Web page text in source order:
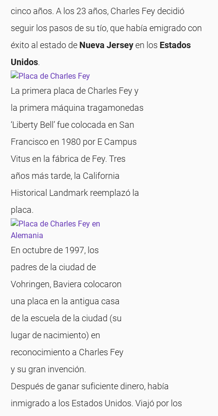
cinco años. A los 23 años, Charles Fey decidió
seguir los pasos de su tío, que había emigrado con
éxito al estado de Nueva Jerseyen los Estados
Unidos.
La primera placa de Charles Fey y
la primera máquina tragamonedas
‘Liberty Bell’ fue colocada en San
Francisco en 1980 por E Campus
Vitus en la fábrica de Fey. Tres
años más tarde, la California
Historical Landmark reemplazó la
placa.
En octubre de 1997, los
padres de la ciudad de
Vohringen, Baviera colocaron
una placa en la antigua casa
de la escuela de la ciudad (su
lugar de nacimiento) en
reconocimiento a Charles Fey
y su gran invención.
Después de ganar suficiente dinero, había
inmigrado a los Estados Unidos. Viajó por los